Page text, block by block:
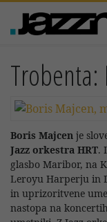
Trobenta:
Boris Majcen je
Jazz orkestra HRT.
glasbo Maribor, na
Leroyu Harperju in
in uprizoritvene
nastopa na